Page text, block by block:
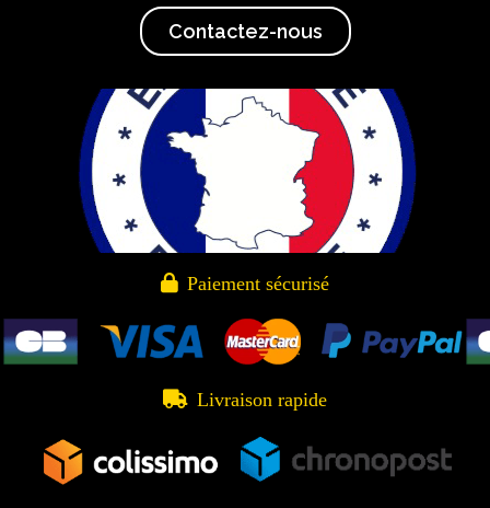
Contactez-nous
 Paiement sécurisé
 Livraison rapide